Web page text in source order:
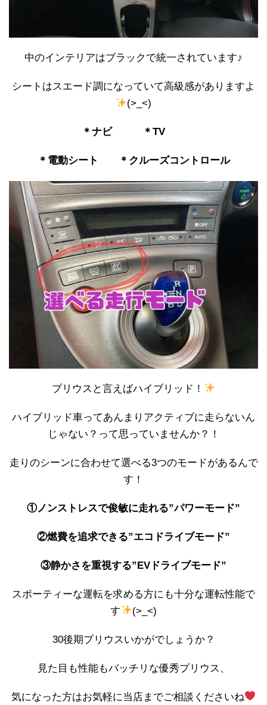
中のインテリアはブラックで統一されています♪
シートはスエード調になっていて高級感がありますよ
(>_<)
＊ナビ ＊TV
＊電動シート ＊クルーズコントロール
プリウスと言えばハイブリッド！
ハイブリッド車ってあんまりアクティブに走らないん
じゃない？って思っていませんか？！
走りのシーンに合わせて選べる3つのモードがあるんで
す！
①ノンストレスで俊敏に走れる”パワーモード”
②燃費を追求できる”エコドライブモード”
③静かさを重視する”EVドライブモード”
スポーティーな運転を求める方にも十分な運転性能で
す
(>_<)
30後期プリウスいかがでしょうか？
見た目も性能もバッチリな優秀プリウス、
気になった方はお気軽に当店までご相談くださいね